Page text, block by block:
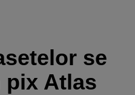
se
pix Atlas